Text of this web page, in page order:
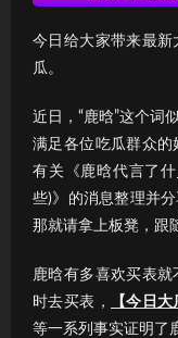
今日给大家带来最
瓜。
近日，“鹿晗”这个词
满足各位吃瓜群众
有关《鹿晗代言了什
些)》的消息整理并
那就请拿上板凳，跟
鹿晗有多喜欢买表
时去买表，
【今日
等一系列事实证明了